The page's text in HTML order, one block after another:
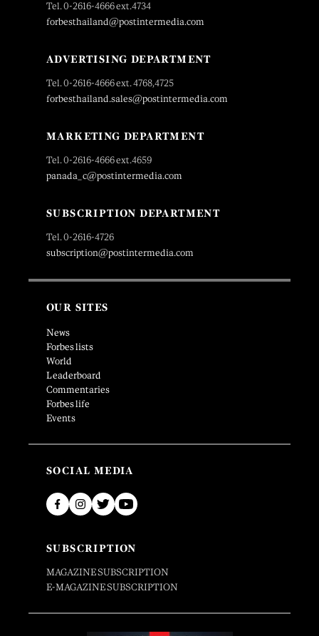
Tel. 0-2616-4666 ext.4734
forbesthailand@postintermedia.com
ADVERTISING DEPARTMENT
Tel. 0-2616-4666 ext. 4768,4725
forbesthailand.sales@postintermedia.com
MARKETING DEPARTMENT
Tel. 0-2616-4666 ext.4659
panada_c@postintermedia.com
SUBSCRIPTION DEPARTMENT
Tel. 0-2616-4726
subscription@postintermedia.com
OUR SITES
News
Forbes lists
World
Leaderboard
Commentaries
Forbes life
Events
SOCIAL MEDIA
SUBSCRIPTION
MAGAZINE SUBSCRIPTION
E-MAGAZINE SUBSCRIPTION